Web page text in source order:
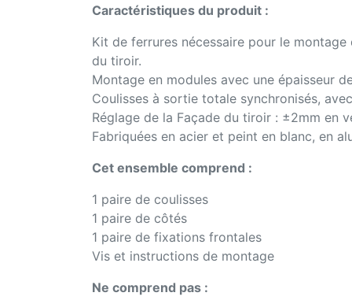
Caractéristiques du produit :
Kit de ferrures nécessaire pour le
du tiroir.
Montage en modules avec une épaisseur
Coulisses à sortie totale synchronisés,
Réglage de la Façade du tiroir : ±2mm en
Fabriquées en acier et peint en blanc, en
Cet ensemble comprend :
1 paire de coulisses
1 paire de côtés
1 paire de fixations frontales
Vis et instructions de montage
Ne comprend pas :